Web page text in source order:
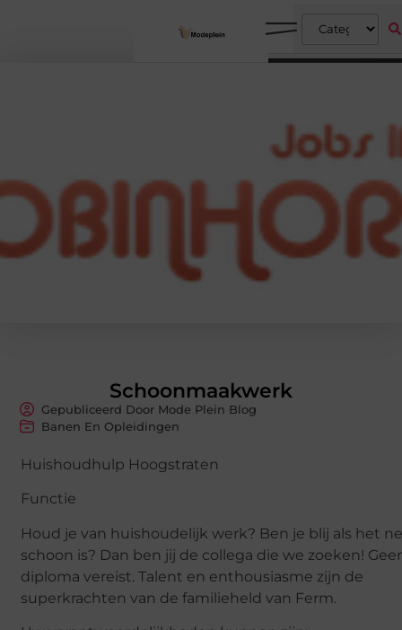
Schoonmaakwerk
Gepubliceerd Door Mode Plein Blog
Banen En Opleidingen
Huishoudhulp Hoogstraten
Functie
Houd je van huishoudelijk werk? Ben je blij als het
schoon is? Dan ben jij de collega die we zoeken!
diploma vereist. Talent en enthousiasme zijn de
superkrachten van de familieheld van Ferm.